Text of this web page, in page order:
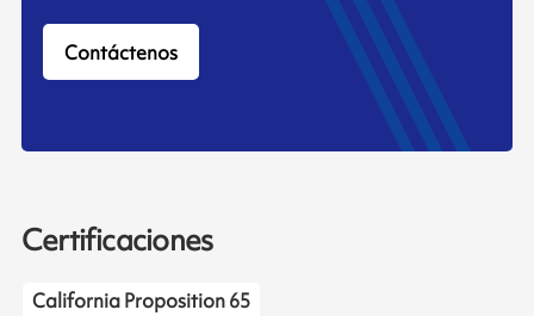
Contáctenos
Certificaciones
California Proposition 65